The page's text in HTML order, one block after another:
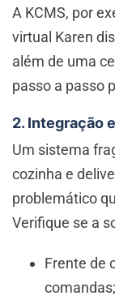
A KCMS, por
virtual Karen
além de uma
passo a passo
2. Integração
Um sistema
cozinha e
problemático
Verifique se a
Frente de
comandas;